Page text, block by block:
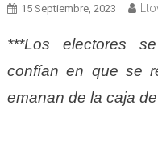
15 Septiembre, 2023
***Los electores
confían en que se
emanan de la caja